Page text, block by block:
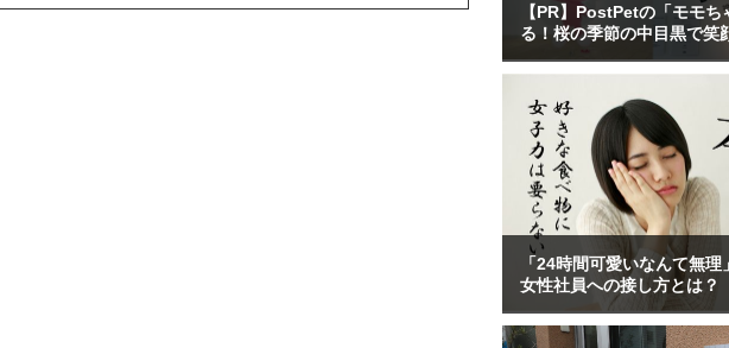
【PR】PostPetの「モモち
る！桜の季節の中目黒で笑
「24時間可愛いなんて無
女性社員への接し方とは？